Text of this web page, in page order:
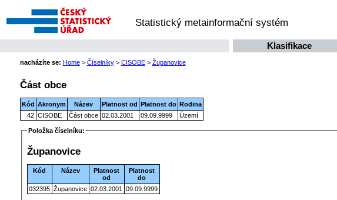
Statistický metainformační systém
Klasifikace
nacházíte se: Home> Číselníky> CISOBE> Županovice
Část obce
Kód Akronym Název Platnost od Platnost do Rodina
42 CISOBE Část obce 02.03.2001 09.09.9999 Území
Položka číselníku:
Županovice
Kód Název
Platnost
od
Platnost
do
032395 Županovice 02.03.2001 09.09.9999